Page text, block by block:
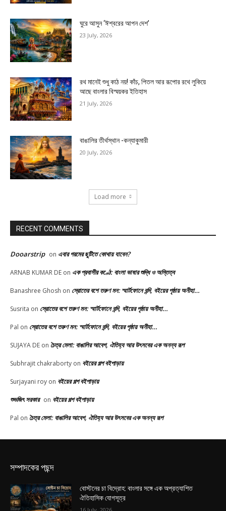
ঘুরে আসুন ‘ঈশ্বরের আপন দেশ’
23 July, 2026
রথ মানেই শুধু কাঠ নয়! কাঁচ, পিতল আর রূপোর রথে লুকিয়ে
আছে বাংলার বিস্ময়কর ইতিহাস
21 July, 2026
বাঙালির তীর্থস্থান -কন্যাকুমারী
20 July, 2026
Load more
RECENT COMMENTS
Dooarstrip on এবার গরমের ছুটিতে কোথায় যাবেন?
ARNAB KUMAR DE on এক প্রবাসীর কণ্ঠে: বাংলা ভাষার শুদ্ধি ও অস্তিত্ব
Banashree Ghosh on স্রোতের বশে তরুণ মন: স্মার্টফোনে বন্দি, বইয়ের পৃষ্ঠায় অনীহা…
Susrita on স্রোতের বশে তরুণ মন: স্মার্টফোনে বন্দি, বইয়ের পৃষ্ঠায় অনীহা…
Pal on স্রোতের বশে তরুণ মন: স্মার্টফোনে বন্দি, বইয়ের পৃষ্ঠায় অনীহা…
SUJAYA DE on চৈত্র মেলা: বাঙালির আবেগ, ঐতিহ্য আর উৎসবের এক অনন্য রূপ
Subhrajit chakraborty on বইয়ের গল্প বইপাড়ায়
Surjayani roy on বইয়ের গল্প বইপাড়ায়
শুভজিৎ সরকার on বইয়ের গল্প বইপাড়ায়
Pal on চৈত্র মেলা: বাঙালির আবেগ, ঐতিহ্য আর উৎসবের এক অনন্য রূপ
সম্পাদকের পছন্দ
বোস্টনের চা বিদ্রোহ: বাংলার সঙ্গে এক অপ্রত্যাশিত
ঐতিহাসিক যোগসূত্র
16 July, 2026